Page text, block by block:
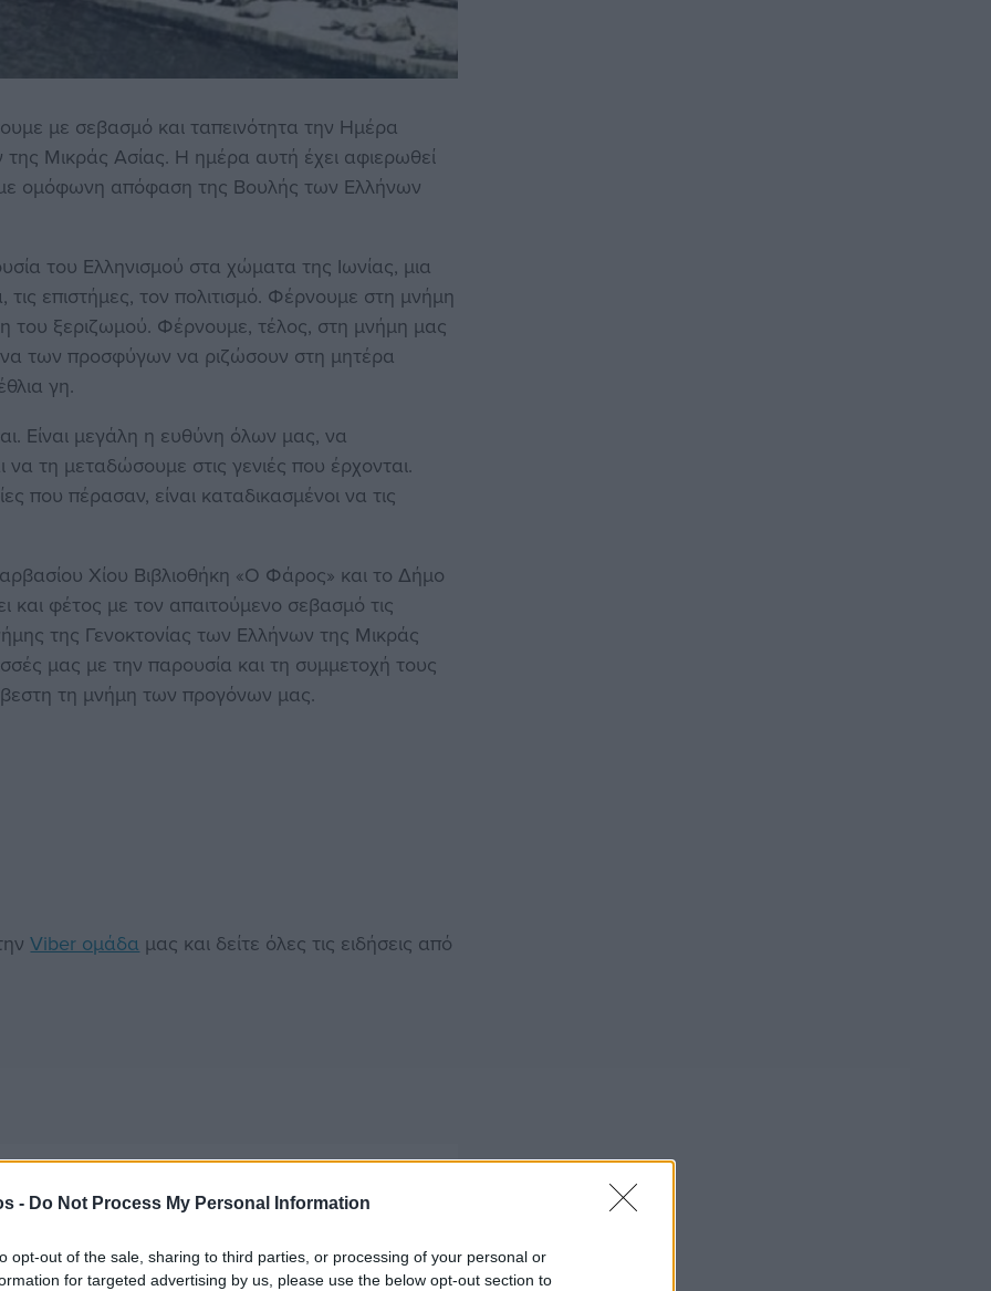
- Do Not Process My Personal Information
opt-out of the sale, sharing to third parties, or processing of your personal or
for targeted advertising by us, please use the below opt-out section to
με σεβασμό και ταπεινότητα την Ημέρα
Μικράς Ασίας. Η ημέρα αυτή έχει αφιερωθεί
ομόφωνη απόφαση της Βουλής των Ελλήνων
του Ελληνισμού στα χώματα της Ιωνίας, μια
επιστήμες, τον πολιτισμό. Φέρνουμε στη μνήμη
του ξεριζωμού. Φέρνουμε, τέλος, στη μνήμη μας
των προσφύγων να ριζώσουν στη μητέρα
γη.
Είναι μεγάλη η ευθύνη όλων μας, να
τη μεταδώσουμε στις γενιές που έρχονται.
που πέρασαν, είναι καταδικασμένοι να τις
Χίου Βιβλιοθήκη «Ο Φάρος» και το Δήμο
και φέτος με τον απαιτούμενο σεβασμό τις
της Γενοκτονίας των Ελλήνων της Μικράς
μας με την παρουσία και τη συμμετοχή τους
τη μνήμη των προγόνων μας.
Viber ομάδα μας και δείτε όλες τις ειδήσεις από